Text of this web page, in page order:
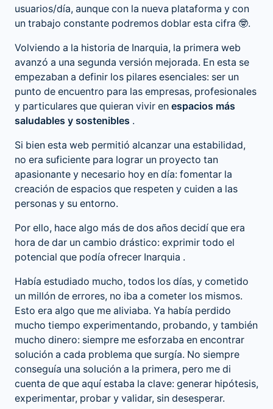
usuarios/día, aunque con la nueva plataforma y con
un trabajo constante podremos doblar esta cifra 🤓.
Volviendo a la historia de Inarquia, la primera web
avanzó a una segunda versión mejorada. En esta se
empezaban a definir los pilares esenciales: ser un
punto de encuentro para las empresas, profesionales
y particulares que quieran vivir en espacios más
saludables y sostenibles .
Si bien esta web permitió alcanzar una estabilidad,
no era suficiente para lograr un proyecto tan
apasionante y necesario hoy en día: fomentar la
creación de espacios que respeten y cuiden a las
personas y su entorno.
Por ello, hace algo más de dos años decidí que era
hora de dar un cambio drástico: exprimir todo el
potencial que podía ofrecer Inarquia .
Había estudiado mucho, todos los días, y cometido
un millón de errores, no iba a cometer los mismos.
Esto era algo que me aliviaba. Ya había perdido
mucho tiempo experimentando, probando, y también
mucho dinero: siempre me esforzaba en encontrar
solución a cada problema que surgía. No siempre
conseguía una solución a la primera, pero me di
cuenta de que aquí estaba la clave: generar hipótesis,
experimentar, probar y validar, sin desesperar.